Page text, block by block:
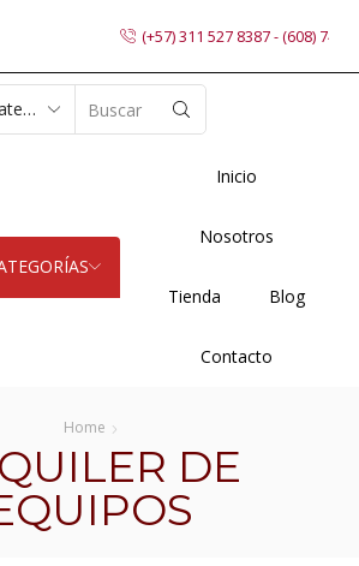
(+57) 311 527 8387 - (608)
SEARCH
Inicio
Nosotros
Tienda Blog
Contacto
Home
DE